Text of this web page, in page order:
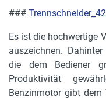
###
Es ist die hochwertige
auszeichnen.
die dem Bediener
Produktivität
Benzinmotor gibt